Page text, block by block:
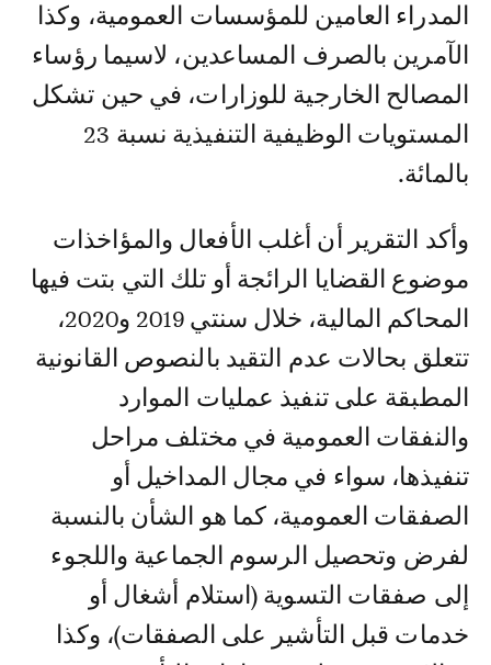
المدراء العامين للمؤسسات العمومية، وكذا
الآمرين بالصرف المساعدين، لاسيما رؤساء
المصالح الخارجية للوزارات، في حين تشكل
المستويات الوظيفية التنفيذية نسبة 23
بالمائة.
وأكد التقرير أن أغلب الأفعال والمؤاخذات
موضوع القضايا الرائجة أو تلك التي بتت فيها
المحاكم المالية، خلال سنتي 2019 و2020،
تتعلق بحالات عدم التقيد بالنصوص القانونية
المطبقة على تنفيذ عمليات الموارد
والنفقات العمومية في مختلف مراحل
تنفيذها، سواء في مجال المداخيل أو
الصفقات العمومية، كما هو الشأن بالنسبة
لفرض وتحصيل الرسوم الجماعية واللجوء
إلى صفقات التسوية (استلام أشغال أو
خدمات قبل التأشير على الصفقات)، وكذا